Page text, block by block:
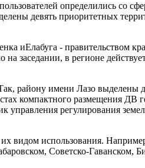
определились со
девять приоритетных
иЕлабуга - правительством
заседании, в регионе
району имени Лазо выделены
компактного размещения ДВ
управления регулирования
видом использования.
Советско-Гаванском,